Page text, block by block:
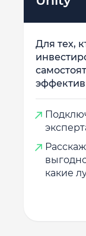
Для тех,
какие